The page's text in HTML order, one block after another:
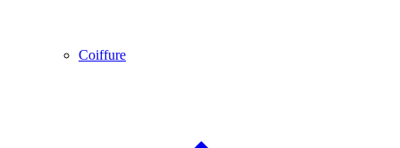
Coiffure